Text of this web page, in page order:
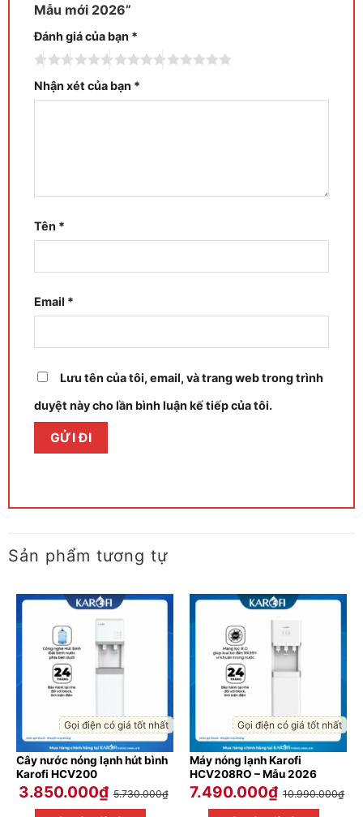
Mẫu mới 2026”
Đánh giá của bạn *
Nhận xét của bạn *
Tên *
Email *
Lưu tên của tôi, email, và trang web trong trình
duyệt này cho lần bình luận kế tiếp của tôi.
Sản phẩm tương tự
Gọi điện có giá tốt nhất
Cây nước nóng lạnh hút bình
Karofi HCV200
3.850.000₫ 5.730.000₫
Gọi điện có giá tốt nhất
Máy nóng lạnh Karofi
HCV208RO – Mẫu 2026
7.490.000₫ 10.990.000₫